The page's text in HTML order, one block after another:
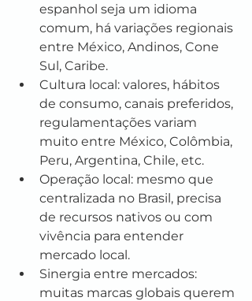
espanhol seja um idioma
comum, há variações regionais
entre México, Andinos, Cone
Sul, Caribe.
Cultura local: valores, hábitos
de consumo, canais preferidos,
regulamentações variam
muito entre México, Colômbia,
Peru, Argentina, Chile, etc.
Operação local: mesmo que
centralizada no Brasil, precisa
de recursos nativos ou com
vivência para entender
mercado local.
Sinergia entre mercados:
muitas marcas globais querem